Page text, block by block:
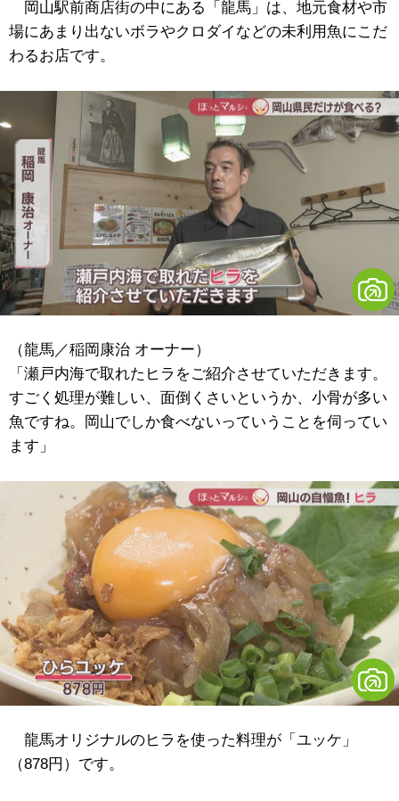
岡山駅前商店街の中にある「龍馬」は、地元食材や市
場にあまり出ないボラやクロダイなどの未利用魚にこだ
わるお店です。
（龍馬／稲岡康治 オーナー）
「瀬戸内海で取れたヒラをご紹介させていただきます。
すごく処理が難しい、面倒くさいというか、小骨が多い
魚ですね。岡山でしか食べないっていうことを伺ってい
ます」
龍馬オリジナルのヒラを使った料理が「ユッケ」
（878円）です。